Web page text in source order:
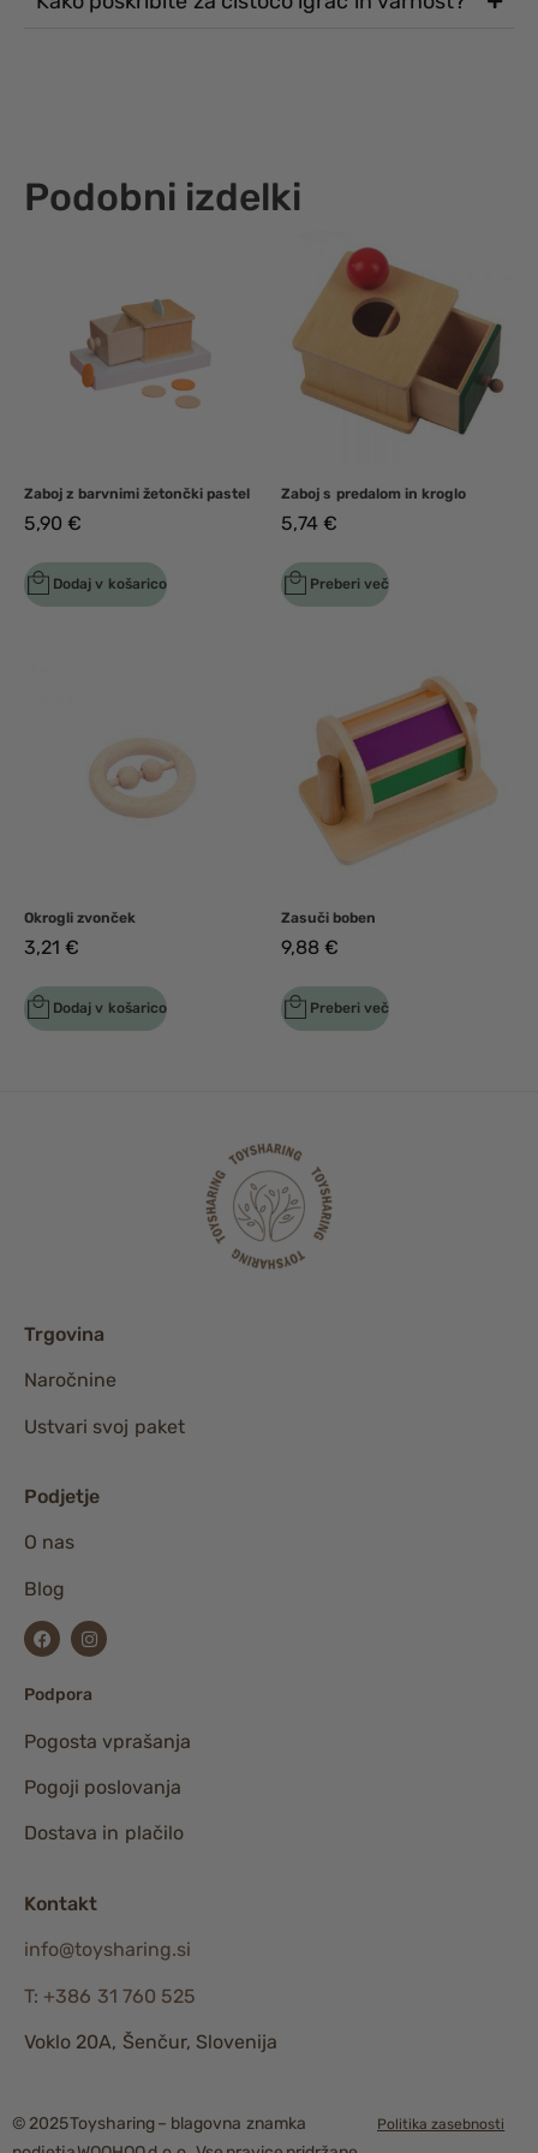
Podobni izdelki
Zaboj z barvnimi žetončki pastel
5,90€
Dodaj v košarico
Zaboj s predalom in kroglo
5,74€
Preberi več
Okrogli zvonček
3,21€
Dodaj v košarico
Zasuči boben
9,88€
Preberi več
Trgovina
Naročnine
Ustvari svoj paket
Podjetje
O nas
Blog
Podpora
Pogosta vprašanja
Pogoji poslovanja
Dostava in plačilo
Kontakt
info@toysharing.si
T: +386 31 760 525
Voklo 20A, Šenčur, Slovenija
© 2025 Toysharing – blagovna znamka
Politika zasebnosti